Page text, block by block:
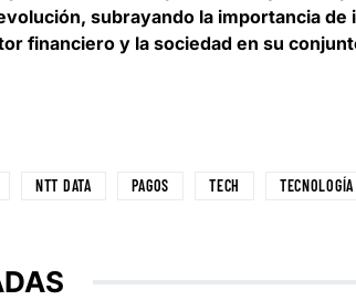
subrayando la importancia de
financiero y la sociedad en su
NTT DATA PAGOS TECH